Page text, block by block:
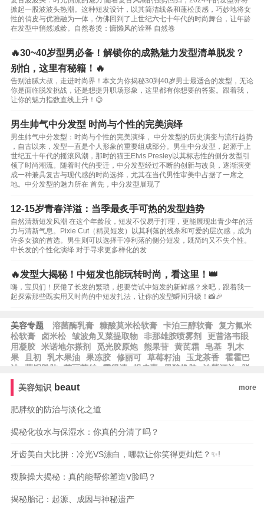
掀起一股波波头热潮。这种短发设计，以其简洁线条和蓬松质感，巧妙地将女
性的俏皮与优雅融为一体，仿佛回到了上世纪六七十年代的时尚舞台，让年龄
在发型中悄然减龄。自然卷烫：慵懒风的诠释 自然卷
🔥30~40岁型男必备！解锁你的成熟魅力发型清单脱发？
别怕，这里有秘籍！🔥
告别油腻大叔，走进时尚界！本文为你揭秘30到40岁男士最适合的发型，无论
你是面临脱发挑战，还是想提升职场形象，这里都有你想要的答案。跟着我，
让你的魅力指数直线上升！😉
男生帅气中分发型 时尚与个性的完美演绎
男生帅气中分发型：时尚与个性的完美演绎， 中分发型的历史演变与流行趋势
，自古以来，发型一直是个人形象的重要组成部分。男生中分发型，起源于上
世纪五十年代的摇滚风潮，那时的猫王Elvis Presley以其标志性的侧分发型引
领了时尚潮流。随着时代的变迁，中分发型经过不断的创新与改良，逐渐演变
成一种兼具复古与现代感的时尚选择，尤其在当代男性审美中占据了一席之
地。中分发型的魅力所在 首先，中分发型展现了
12-15岁青春洋溢：当季最炙手可热的发型趋势
自然清新短发风潮 在这个年龄段，短发不仅易于打理，更能展现出青少年的活
力与清新气息。Pixie Cut（精灵短发）以其利落的线条和可爱的层次感，成为
许多女孩的首选。男生则可以选择干净利落的侧分短发，既简约又不失个性。
中长发的个性化演绎 对于寻求更多样化的发
🔥发型大揭秘！中短发也能玩转时尚，看这里！👑
嗨，宝贝们！厌倦了长发的繁琐，想要尝试中短发的新鲜感？来吧，跟着我一
起探索那些既实用又时尚的中短发扎法，让你的发型瞬间升级！📸🎉
美容专题 溶菌酶乳膏 糠酸莫米松软膏 卡泊三醇软膏
复方氟米
松软膏
卤米松 皱波角叉菜提取物 非那雄胺喷雾剂
更昔洛韦眼
用凝胶
米诺地尔搽剂 觅光胶原炮 熊果苷 黄芪霜 皂基
乳木
果
且初 乳木果油 果冻胶 修丽可 草莓籽油 玉龙茶香
霍霍巴
油
蓝铜胜肽 芙丽芳丝 露得清 根皮素 果酸换肤 泊紫汀兰
脱
羧肌肽
氏
雅漾 whoo后
MAC魅
美容知识 beaut more
肥胖纹的防治与淡化之道
揭秘化妆水与保湿水：你真的分清了吗？
牙齿美白大比拼：冷光VS漂白，哪款让你笑得更灿烂？✨!
瘦脸操大揭秘：真的能帮你塑造V脸吗？
揭秘胎记：起源、成因与神秘遗产